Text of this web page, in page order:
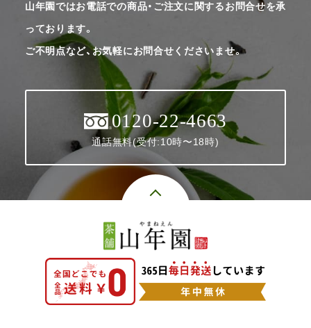
山年園ではお電話での商品・ご注文に関するお問合せを承
っております。
ご不明点など、お気軽にお問合せくださいませ。
0120-22-4663
通話無料(受付:10時〜18時)